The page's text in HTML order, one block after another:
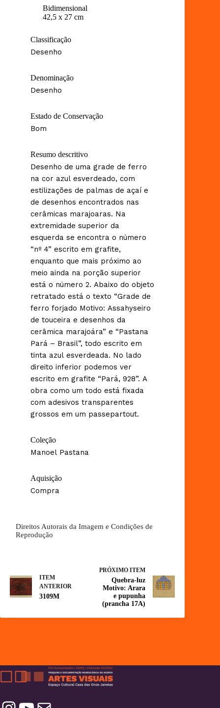
Bidimensional
42,5 x 27 cm
Classificação
Desenho
Denominação
Desenho
Estado de Conservação
Bom
Resumo descritivo
Desenho de uma grade de ferro
na cor azul esverdeado, com
estilizações de palmas de açaí e
de desenhos encontrados nas
cerâmicas marajoaras. Na
extremidade superior da
esquerda se encontra o número
“nº 4” escrito em grafite,
enquanto que mais próximo ao
meio ainda na porção superior
está o número 2. Abaixo do objeto
retratado está o texto “Grade de
ferro forjado Motivo: Assahyseiro
de touceira e desenhos da
cerâmica marajoára” e “Pastana
Pará – Brasil”, todo escrito em
tinta azul esverdeada. No lado
direito inferior podemos ver
escrito em grafite “Pará, 928”. A
obra como um todo está fixada
com adesivos transparentes
grossos em um passepartout.
Coleção
Manoel Pastana
Aquisição
Compra
Direitos Autorais da Imagem e Condições de
Reprodução
ITEM
ANTERIOR
3109M
PRÓXIMO ITEM
Quebra-luz
Motivo: Arara
e pupunha
(prancha 17A)